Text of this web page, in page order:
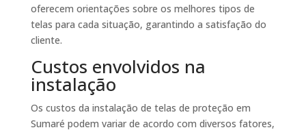
oferecem orientações sobre os melhores tipos de
telas para cada situação, garantindo a satisfação do
cliente.
Custos envolvidos na
instalação
Os custos da instalação de telas de proteção em
Sumaré podem variar de acordo com diversos fatores,